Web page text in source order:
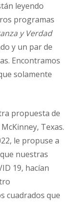
leyendo
programas
y Verdad
y un par de
Encontramos
solamente
propuesta de
Texas.
le propuse a
nuestras
19, hacían
cuadrados que